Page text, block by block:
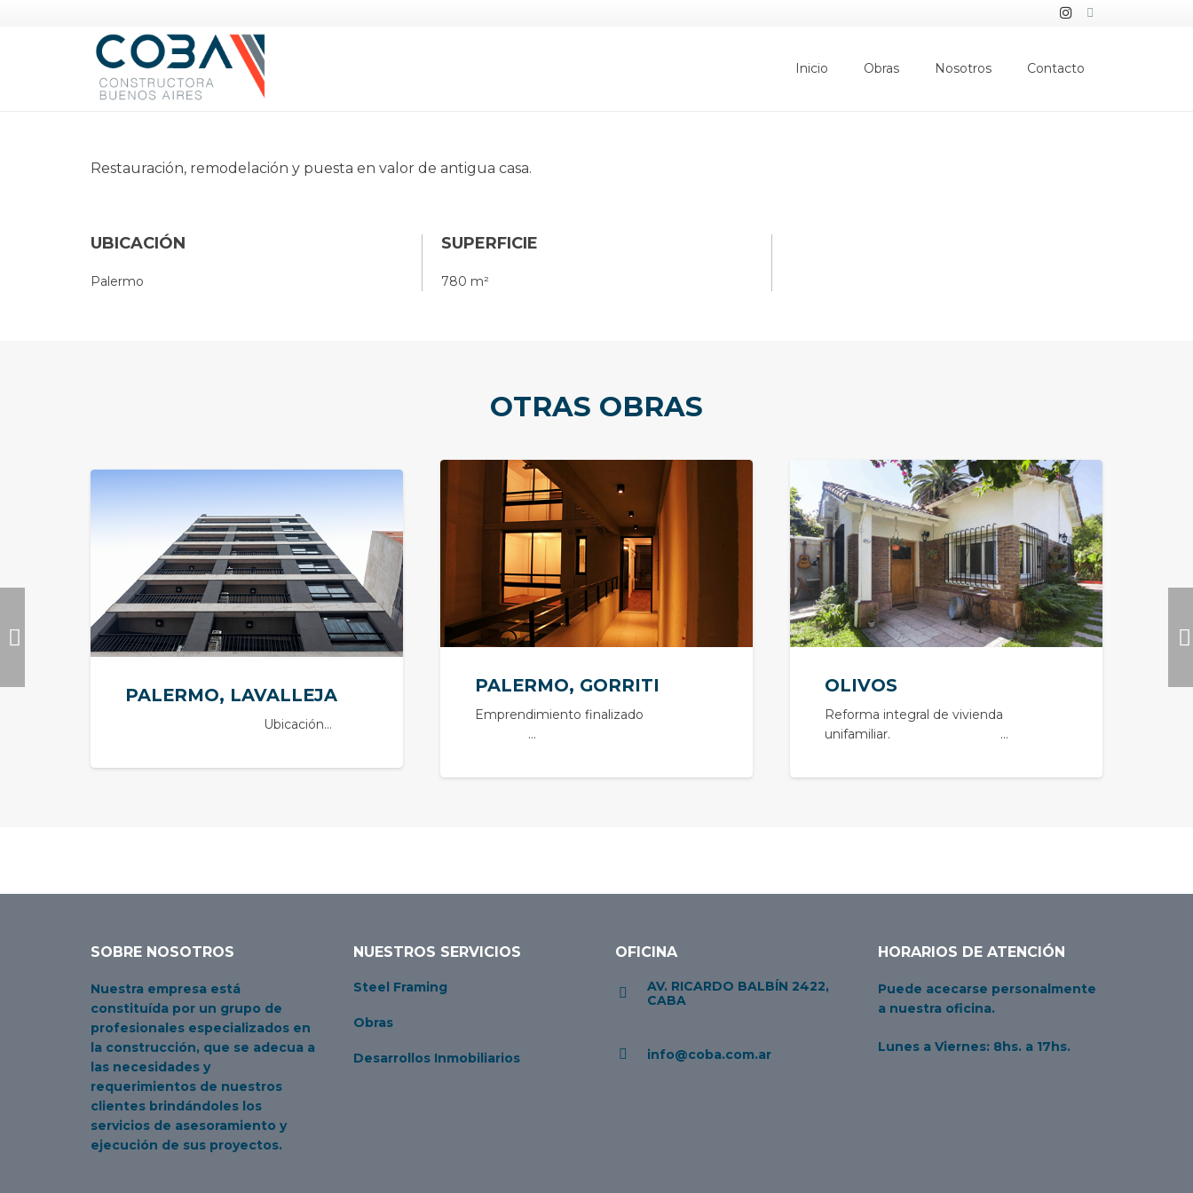
Inicio Obras Nosotros Contacto
PALERMO
Restauración, remodelación y puesta en valor de antigua casa.
UBICACIÓN
Palermo
SUPERFICIE
780 m²
OTRAS OBRAS
PALERMO, LAVALLEJA
Ubicación…
PALERMO, GORRITI
Emprendimiento finalizado
…
OLIVOS
Reforma integral de vivienda
unifamiliar. …
SOBRE NOSOTROS
Nuestra empresa está
constituída por un grupo de
profesionales especializados en
la construcción, que se adecua a
las necesidades y
requerimientos de nuestros
clientes brindándoles los
servicios de asesoramiento y
ejecución de sus proyectos.
NUESTROS SERVICIOS
Steel Framing
Obras
Desarrollos Inmobiliarios
OFICINA
AV. RICARDO BALBÍN 2422,
CABA
info@coba.com.ar
HORARIOS DE ATENCIÓN
Puede acecarse personalmente
a nuestra oficina.
Lunes a Viernes: 8hs. a 17hs.